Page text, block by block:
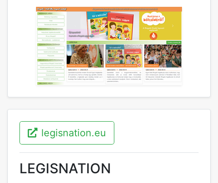
legisnation.eu
LEGISNATION